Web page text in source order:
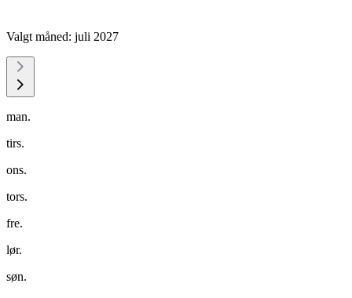
Valgt måned: juli 2027
man.
tirs.
ons.
tors.
fre.
lør.
søn.